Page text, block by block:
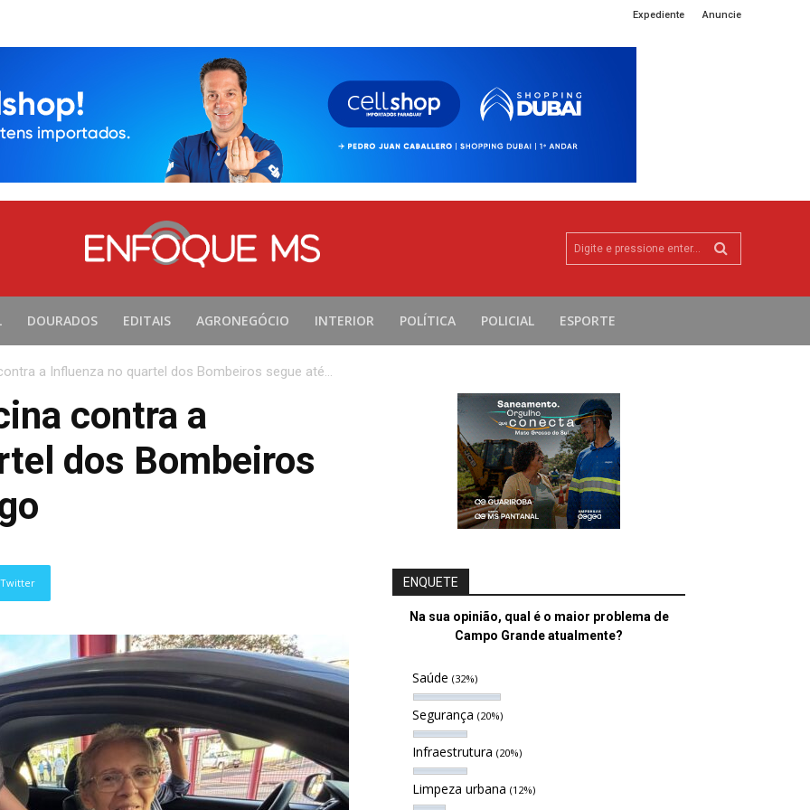
Expediente Anuncie
Digite e pressione enter...
DOURADOS EDITAIS AGRONEGÓCIO INTERIOR POLÍTICA POLICIAL ESPORTE
a Influenza no quartel dos Bombeiros segue até...
contra a
dos Bombeiros
Twitter ENQUETE
Na sua opinião, qual é o maior problema de
Campo Grande atualmente?
Saúde (32%)
Segurança (20%)
Infraestrutura (20%)
Limpeza urbana (12%)